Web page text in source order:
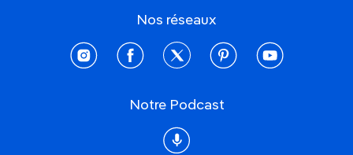
Nos réseaux
instagramfacebooktwitter pinterestyoutube
Notre Podcast
Podcast